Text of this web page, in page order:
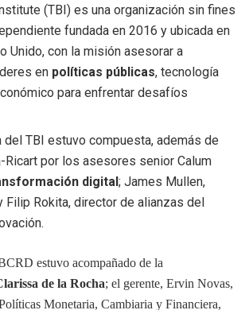
(TBI) es una organización sin fines
fundada en 2016 y ubicada en
Unido, con la misión asesorar a
en políticas públicas, tecnología
para enfrentar desafíos
del TBI estuvo compuesta, además de
Ricart por los asesores senior Calum
digital; James Mullen,
Filip Rokita, director de alianzas del
estuvo acompañado de la
de la Rocha; el gerente, Ervin Novas,
Monetaria, Cambiaria y Financiera,